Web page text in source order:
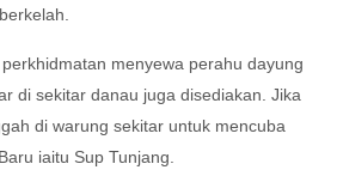
menyewa perahu dayung
di sekitar danau juga disediakan. Jika
di warung sekitar untuk mencuba
iaitu Sup Tunjang.